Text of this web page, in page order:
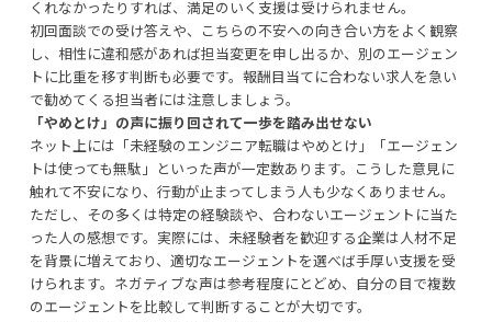
くれなかったりすれば、満足のいく支援は受けられません。
初回面談での受け答えや、こちらの不安への向き合い方をよく観察
し、相性に違和感があれば担当変更を申し出るか、別のエージェン
トに比重を移す判断も必要です。報酬目当てに合わない求人を急い
で勧めてくる担当者には注意しましょう。
「やめとけ」の声に振り回されて一歩を踏み出せない
ネット上には「未経験のエンジニア転職はやめとけ」「エージェン
トは使っても無駄」といった声が一定数あります。こうした意見に
触れて不安になり、行動が止まってしまう人も少なくありません。
ただし、その多くは特定の経験談や、合わないエージェントに当た
った人の感想です。実際には、未経験者を歓迎する企業は人材不足
を背景に増えており、適切なエージェントを選べば手厚い支援を受
けられます。ネガティブな声は参考程度にとどめ、自分の目で複数
のエージェントを比較して判断することが大切です。